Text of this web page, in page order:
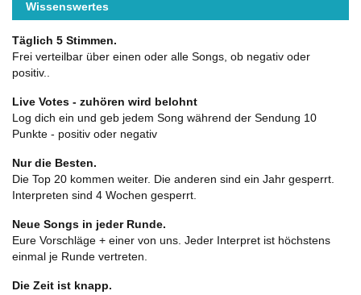
Wissenswertes
Täglich 5 Stimmen.
Frei verteilbar über einen oder alle Songs, ob negativ oder
positiv..
Live Votes - zuhören wird belohnt
Log dich ein und geb jedem Song während der Sendung 10
Punkte - positiv oder negativ
Nur die Besten.
Die Top 20 kommen weiter. Die anderen sind ein Jahr gesperrt.
Interpreten sind 4 Wochen gesperrt.
Neue Songs in jeder Runde.
Eure Vorschläge + einer von uns. Jeder Interpret ist höchstens
einmal je Runde vertreten.
Die Zeit ist knapp.